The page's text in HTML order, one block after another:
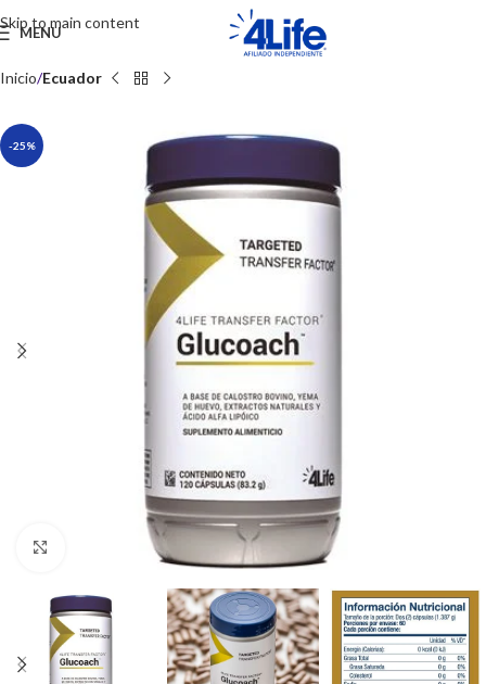
Skip to main content
MENU
Inicio Ecuador
-25%
Click to enlarge